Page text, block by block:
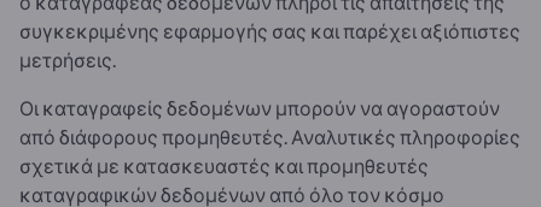
συγκεκριμένης εφαρμογής σας και παρέχει αξιόπιστες
μετρήσεις.
Οι καταγραφείς δεδομένων μπορούν να αγοραστούν
από διάφορους προμηθευτές. Αναλυτικές πληροφορίες
σχετικά με κατασκευαστές και προμηθευτές
καταγραφικών δεδομένων από όλο τον κόσμο